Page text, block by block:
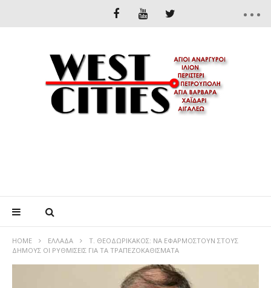
HOME ΕΛΛΆΔΑ
Τ. ΘΕΟΔΩΡΙΚΑΚΟΣ: ΝΑ ΕΦΑΡΜΟΣΤΟΥΝ ΣΤΟΥΣ
ΔΗΜΟΥΣ ΟΙ ΡΥΘΜΙΣΕΙΣ ΓΙΑ ΤΑ ΤΡΑΠΕΖΟΚΑΘΙΣΜΑΤΑ